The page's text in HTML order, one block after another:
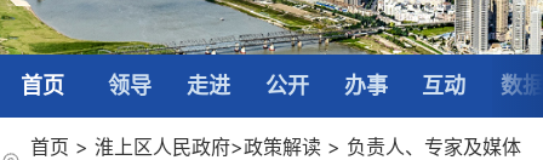
首页 领导 走进 公开 办事 互动 数
首页 > 淮上区人民政府>政策解读 > 负责人、专家及媒体